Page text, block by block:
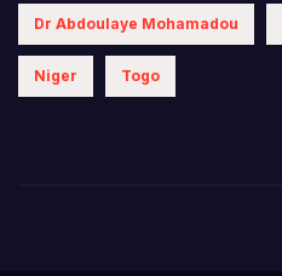
Dr Abdoulaye Mohamadou
Niger Togo